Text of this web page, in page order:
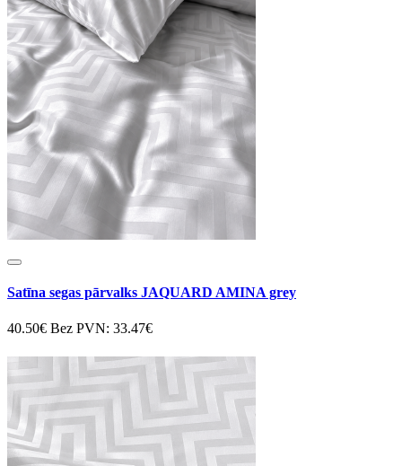
Satīna segas pārvalks JAQUARD AMINA grey
40.50€ Bez PVN: 33.47€